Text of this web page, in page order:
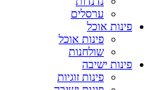
ערסלים
פינות אוכל
פינות אוכל
שולחנות
פינות ישיבה
פינות זוגיות